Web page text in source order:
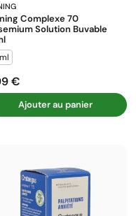
Complexe 70
Solution Buvable
€
Ajouter au panier